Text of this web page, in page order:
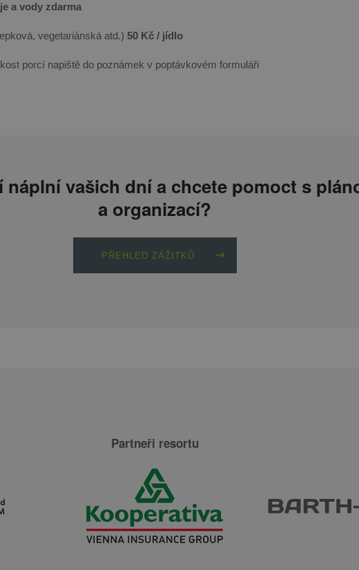
a vody zdarma
vegetariánská atd.) 50 Kč / jídlo
porcí napiště do poznámek v poptávkovém formuláři
náplní vašich dní a chcete pomoct s
a organizací?
PŘEHLED ZÁŽITKŮ
Partneři resortu